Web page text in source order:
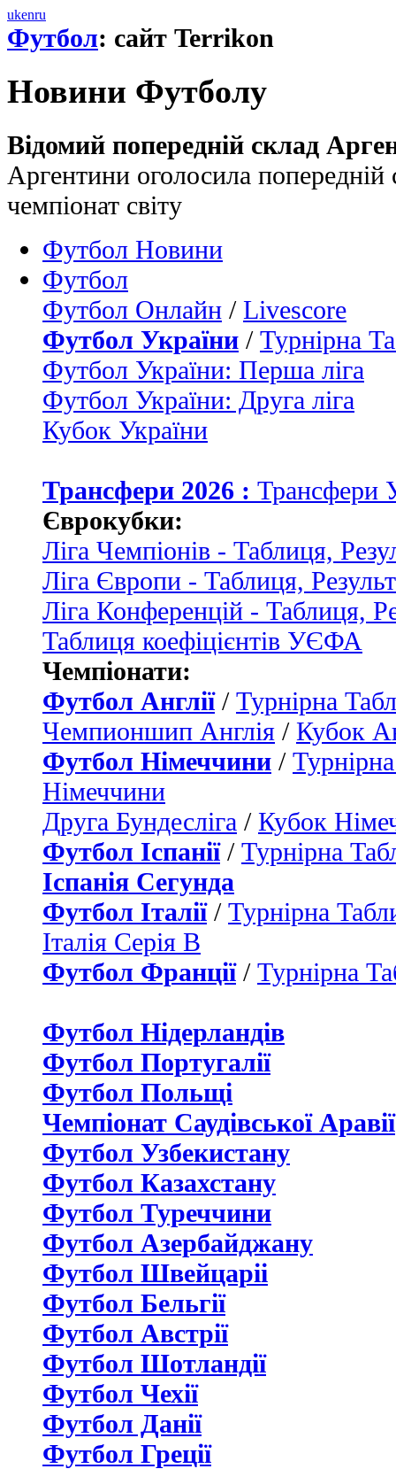
ukenru
Футбол: сайт Terrikon
Новини Футболу
Відомий попередній склад
Аргентини оголосила попередній
чемпіонат світу
Футбол Новини
Футбол
Футбол Онлайн / Livescore
Футбол України / Турнірна
Футбол України: Перша ліга
Футбол України: Друга ліга
Кубок України
Трансфери 2026 : Трансфери
Єврокубки:
Ліга Чемпіонів - Таблиця,
Ліга Європи - Таблиця,
Ліга Конференцій - Таблиця,
Таблиця коефіцієнтів УЄФА
Чемпіонати:
Футбол Англії/ Турнірна
Чемпионшип Англія / Кубок
Футбол Німеччини /
Німеччини
Друга Бундесліга / Кубок
Футбол Іспанії/ Турнірна
Іспанія Сегунда
Футбол Італії/ Турнірна
Італія Серія B
Футбол Франції/ Турнірна
Футбол Нідерландiв
Футбол Португалії
Футбол Польщі
Чемпіонат Саудівської Аравії
Футбол Узбекистану
Футбол Казахстану
Футбол Туреччини
Футбол Азербайджану
Футбол Швейцаріі
Футбол Бельгії
Футбол Австрії
Футбол Шотландії
Футбол Чехії
Футбол Данії
Футбол Греції